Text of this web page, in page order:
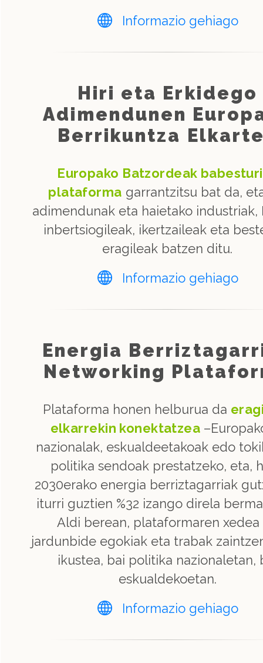
Informazio gehiago
Hiri eta Erkidego
Adimendunen
Berrikuntza
Europako Batzordeak
plataforma garrantzitsu bat da,
adimendunak eta haietako industriak,
inbertsiogileak, ikertzaileak eta
eragileak batzen ditu.
Informazio gehiago
Energia
Networking
Plataforma honen helburua da
elkarrekin konektatzea
nazionalak, eskualdeetakoak edo
politika sendoak prestatzeko, eta,
2030erako energia berriztagarriak
iturri guztien %32 izango direla
Aldi berean, plataformaren xedea
jardunbide egokiak eta trabak
ikustea, bai politika nazionaletan,
eskualdekoetan.
Informazio gehiago